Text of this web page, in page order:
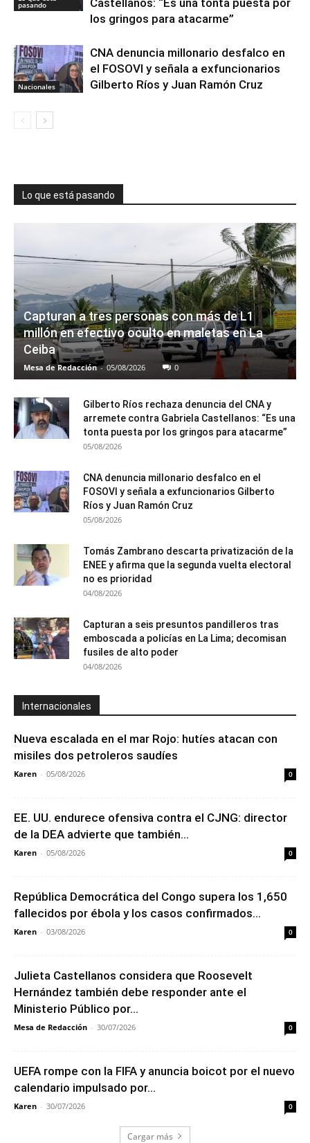
pasando
los gringos para atacarme”
Nacionales
CNA denuncia millonario desfalco en
el FOSOVI y señala a exfuncionarios
Gilberto Ríos y Juan Ramón Cruz
Lo que está pasando
Capturan a tres personas con más de L1
millón en efectivo oculto en maletas en La
Ceiba
Mesa de Redacción - 05/08/2026 0
Gilberto Ríos rechaza denuncia del CNA y
arremete contra Gabriela Castellanos: “Es una
tonta puesta por los gringos para atacarme”
05/08/2026
CNA denuncia millonario desfalco en el
FOSOVI y señala a exfuncionarios Gilberto
Ríos y Juan Ramón Cruz
05/08/2026
Tomás Zambrano descarta privatización de la
ENEE y afirma que la segunda vuelta electoral
no es prioridad
04/08/2026
Capturan a seis presuntos pandilleros tras
emboscada a policías en La Lima; decomisan
fusiles de alto poder
04/08/2026
Internacionales
Nueva escalada en el mar Rojo: hutíes atacan con
misiles dos petroleros saudíes
Karen - 05/08/2026 0
EE. UU. endurece ofensiva contra el CJNG: director
de la DEA advierte que también...
Karen - 05/08/2026 0
República Democrática del Congo supera los 1,650
fallecidos por ébola y los casos confirmados...
Karen - 03/08/2026 0
Julieta Castellanos considera que Roosevelt
Hernández también debe responder ante el
Ministerio Público por...
Mesa de Redacción - 30/07/2026 0
UEFA rompe con la FIFA y anuncia boicot por el nuevo
calendario impulsado por...
Karen - 30/07/2026 0
Cargar más